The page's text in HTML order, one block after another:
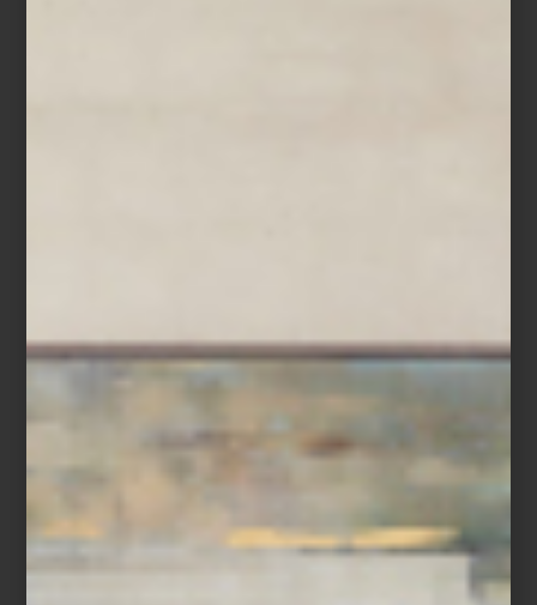
PERFUMAR EL HOGAR
para que lo cotidiano se transforme. Una fragancia puede despertar
Como solemos decir, es vivir entre aromas y belleza, y pocas firmas lo
interpretan con tanta maestría como Baobab Collection. Fundada en Bélgica